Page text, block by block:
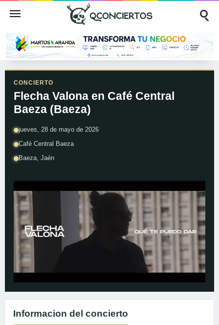
CONCIERTO
Flecha Valona en Café Central
Baeza (Baeza)
jueves, 28 de mayo de 2026
Café Central Baeza
Baeza, Jaén
Informacion del concierto